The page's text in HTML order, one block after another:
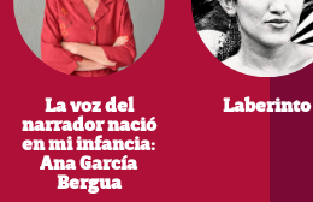
La voz del
narrador nació
en mi infancia:
Ana García
Bergua
Laberinto